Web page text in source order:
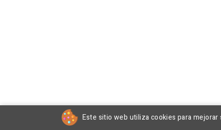
Este sitio web utiliza cookies para